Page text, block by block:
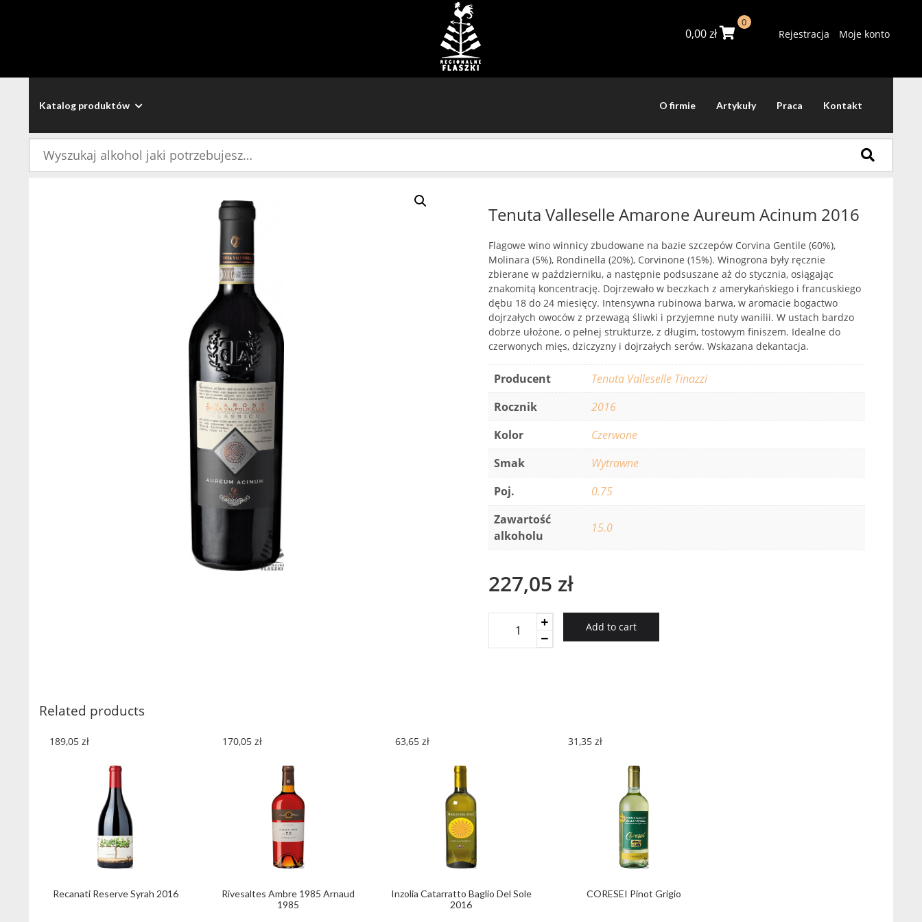
0,00zł
0
Rejestracja Moje konto
Katalog produktów O firmie Artykuły Praca Kontakt
Tenuta Valleselle Amarone Aureum Acinum 2016
Flagowe wino winnicy zbudowane na bazie szczepów Corvina Gentile (60%),
Molinara (5%), Rondinella (20%), Corvinone (15%). Winogrona były ręcznie
zbierane w październiku, a następnie podsuszane aż do stycznia, osiągając
znakomitą koncentrację. Dojrzewało w beczkach z amerykańskiego i francuskiego
dębu 18 do 24 miesięcy. Intensywna rubinowa barwa, w aromacie bogactwo
dojrzałych owoców z przewagą śliwki i przyjemne nuty wanilii. W ustach bardzo
dobrze ułożone, o pełnej strukturze, z długim, tostowym finiszem. Idealne do
czerwonych mięs, dziczyzny i dojrzałych serów. Wskazana dekantacja.
Producent
Tenuta Valleselle Tinazzi
Rocznik
2016
Kolor
Czerwone
Smak
Wytrawne
Poj.
0.75
Zawartość
alkoholu
15.0
227,05 zł
Valleselle
Add to cart
Related products
Recanati Reserve Syrah 2016
189,05 zł
Rivesaltes Ambre 1985 Arnaud
1985
170,05 zł
Inzolia Catarratto Baglio Del Sole
2016
63,65 zł
CORESEI Pinot Grigio
31,35 zł